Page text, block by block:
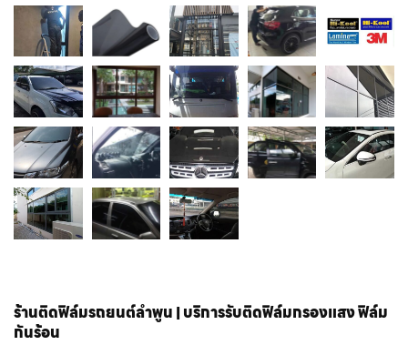
ร้านติดฟิล์มรถยนต์ลำพูน | บริการรับติดฟิล์มกรองแสง ฟิล์ม
กันร้อน